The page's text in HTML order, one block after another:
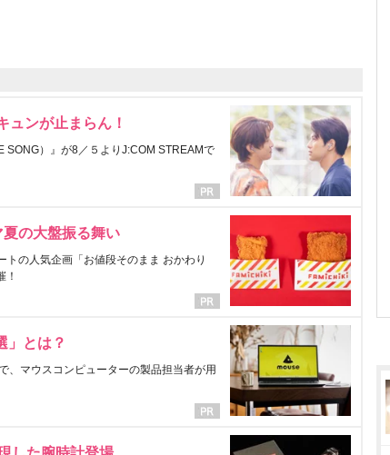
ュンが止まらん！
SONG）』が8／５よりJ:COM STREAMで
の大盤振る舞い
の人気企画「お値段そのまま おかわり
！
」とは？
、マウスコンピューターの製品担当者が用